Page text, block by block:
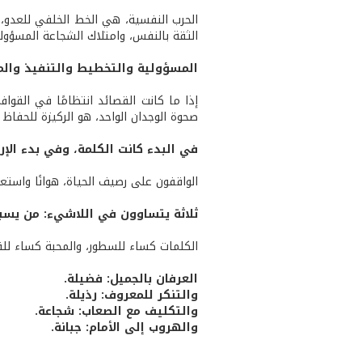
الحرب النفسية، هي الخط الخلفي
الثقة بالنفس، وامتلاك الشجاعة
المسؤولية والتخطيط والتنفيذ
إذا ما كانت القصائد انتظامًا في
صحوة الوجدان الواحد، هو الركيزة
في البدء كانت الكلمة، وفي بدء
الواقفون على رصيف الحياة، هوانًا
ثلاثة يتساوون في اللاشيء: من
الكلمات كساء للسطور، والمحبة كساء
العرفان بالجميل: فضيلة.
والتنكر للمعروف: رذيلة.
والتكليف مع الصعاب: شجاعة.
والهروب إلى الأمام: جبانة.